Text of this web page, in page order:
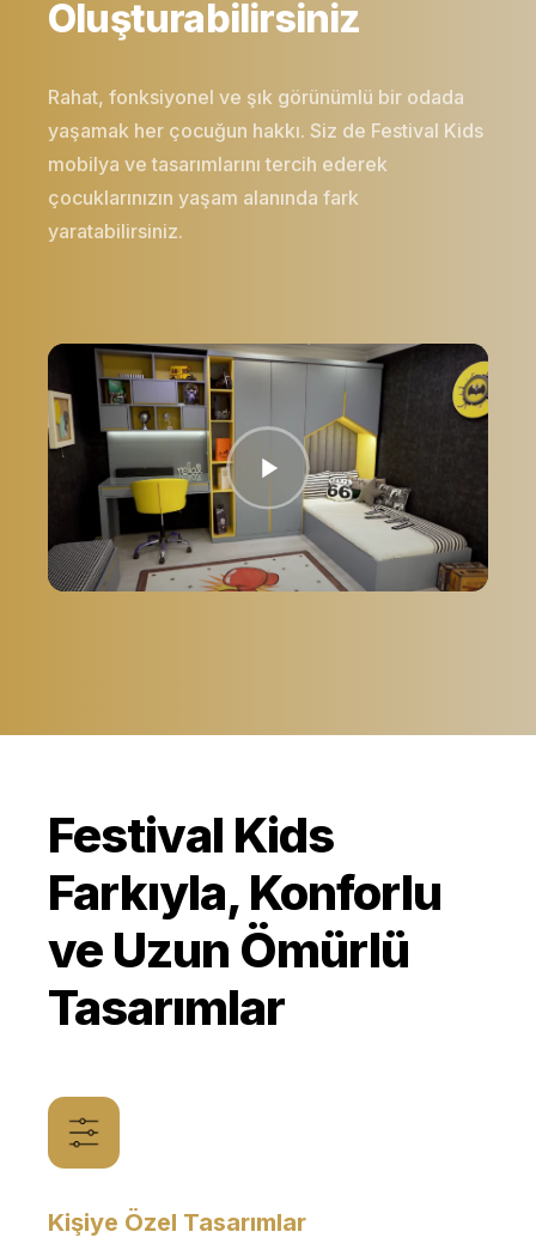
Rahat ve Şık
Mobilyalar
Festival Kids, çocuklarınıza güvenli, rahat
ve estetik bir yaşam alanı sunmaktadır.
Oluşturabilirsiniz
Rahat, fonksiyonel ve şık görünümlü bir odada
yaşamak her çocuğun hakkı. Siz de Festival Kids
mobilya ve tasarımlarını tercih ederek
çocuklarınızın yaşam alanında fark
yaratabilirsiniz.
Festival Kids
Farkıyla, Konforlu
ve Uzun Ömürlü
Tasarımlar
Kişiye Özel Tasarımlar